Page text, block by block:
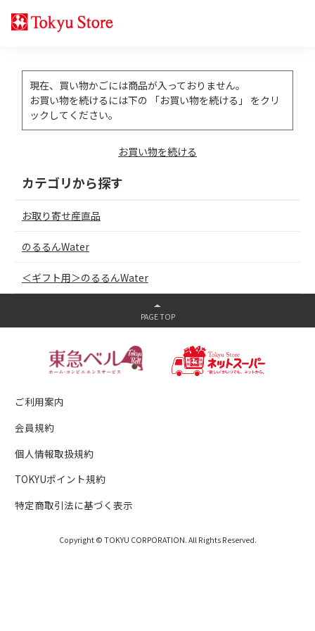
現在、買い物かごには商品が入っておりません。
お買い物を続けるには下の 「お買い物を続ける」 をクリ
ックしてください。
お買い物を続ける
カテゴリから探す
お取り寄せ産直品
のるるんWater
＜ギフト用＞のるるんWater
ご利用案内
会員規約
個人情報取扱規約
TOKYUポイント規約
特定商取引法に基づく表示
Copyright © TOKYU CORPORATION. All Rights Reserved.